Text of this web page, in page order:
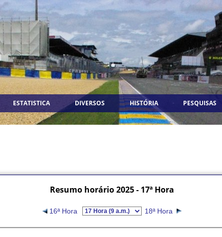
ESTATISTICA DIVERSOS HISTÓRIA PESQUISAS
Resumo horário 2025 - 17ª Hora
16ª Hora 18ª Hora